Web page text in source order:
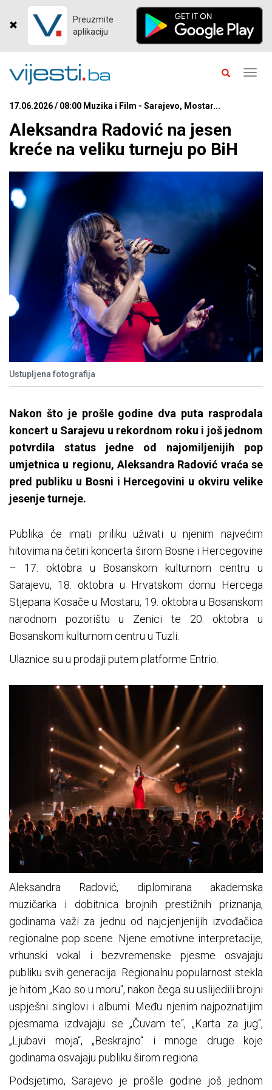
Preuzmite
aplikaciju
17.06.2026 / 08:00 Muzika i Film - Sarajevo, Mostar...
Aleksandra Radović na jesen
kreće na veliku turneju po BiH
Ustupljena fotografija
Nakon što je prošle godine dva puta rasprodala
koncert u Sarajevu u rekordnom roku i još jednom
potvrdila status jedne od najomiljenijih pop
umjetnica u regionu, Aleksandra Radović vraća se
pred publiku u Bosni i Hercegovini u okviru velike
jesenje turneje.
Publika će imati priliku uživati u njenim najvećim
hitovima na četiri koncerta širom Bosne i Hercegovine
– 17. oktobra u Bosanskom kulturnom centru u
Sarajevu, 18. oktobra u Hrvatskom domu Hercega
Stjepana Kosače u Mostaru, 19. oktobra u Bosanskom
narodnom pozorištu u Zenici te 20. oktobra u
Bosanskom kulturnom centru u Tuzli.
Ulaznice su u prodaji putem platforme Entrio.
Aleksandra Radović, diplomirana akademska
muzičarka i dobitnica brojnih prestižnih priznanja,
godinama važi za jednu od najcjenjenijih izvođačica
regionalne pop scene. Njene emotivne interpretacije,
vrhunski vokal i bezvremenske pjesme osvajaju
publiku svih generacija. Regionalnu popularnost stekla
je hitom „Kao so u moru“, nakon čega su uslijedili brojni
uspješni singlovi i albumi. Među njenim najpoznatijim
pjesmama izdvajaju se „Čuvam te“, „Karta za jug“,
„Ljubavi moja“, „Beskrajno“ i mnoge druge koje
godinama osvajaju publiku širom regiona.
Podsjetimo, Sarajevo je prošle godine još jednom